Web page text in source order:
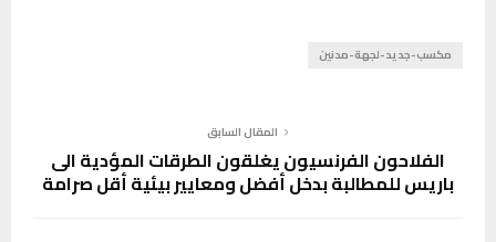
مكسب-جديد-لجهة-مدنين
المقال السابق
الفلاحون الفرنسيون يغلقون الطرقات المؤدية الى
باريس للمطالبة بدخل أفضل ومعايير بيئية أقل صرامة